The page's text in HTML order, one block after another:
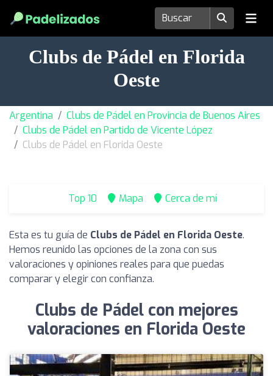
Clubs de Pádel en Florida
Oeste
Argentina
Clubs de Pádel en Provincia de Buenos Aires
Clubs de Pádel en Partido de Vicente López
Clubs de Pádel en Florida Oeste
Top 10 Mapa Cerca de mí
Esta es tu guía de Clubs de Pádel en Florida Oeste.
Hemos reunido las opciones de la zona con sus
valoraciones y opiniones reales para que puedas
comparar y elegir con confianza.
Clubs de Pádel con mejores
valoraciones en Florida Oeste